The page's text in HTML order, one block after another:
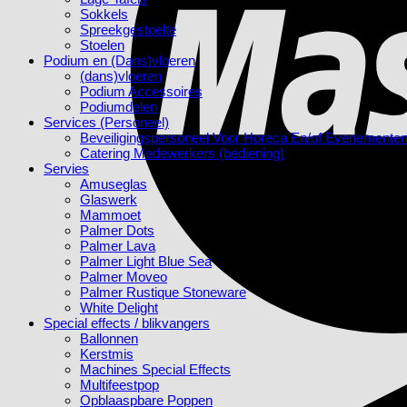
Sokkels
Spreekgestoelte
Stoelen
Podium en (Dans)vloeren
(dans)vloeren
Podium Accessoires
Podiumdelen
Services (Personeel)
Beveiligingspersoneel Voor Horeca En/of Evenementen
Catering Medewerkers (bediening)
Servies
Amuseglas
Glaswerk
Mammoet
Palmer Dots
Palmer Lava
Palmer Light Blue Sea
Palmer Moveo
Palmer Rustique Stoneware
White Delight
Special effects / blikvangers
Ballonnen
Kerstmis
Machines Special Effects
Multifeestpop
Opblaaspbare Poppen